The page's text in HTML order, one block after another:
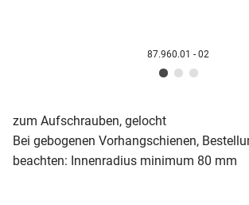
87.960.01 - 02
zum Aufschrauben, gelocht
Bei gebogenen Vorhangschienen,
beachten: Innenradius minimum 80 mm